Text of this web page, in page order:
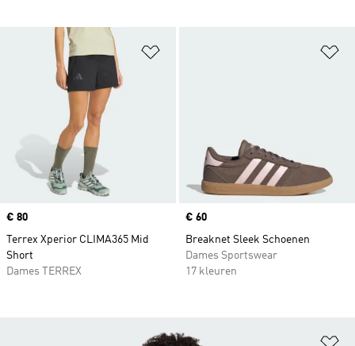
Price
€ 80
Terrex Xperior CLIMA365 Mid
Short
Dames TERREX
Price
€ 60
Breaknet Sleek Schoenen
Dames Sportswear
17 kleuren